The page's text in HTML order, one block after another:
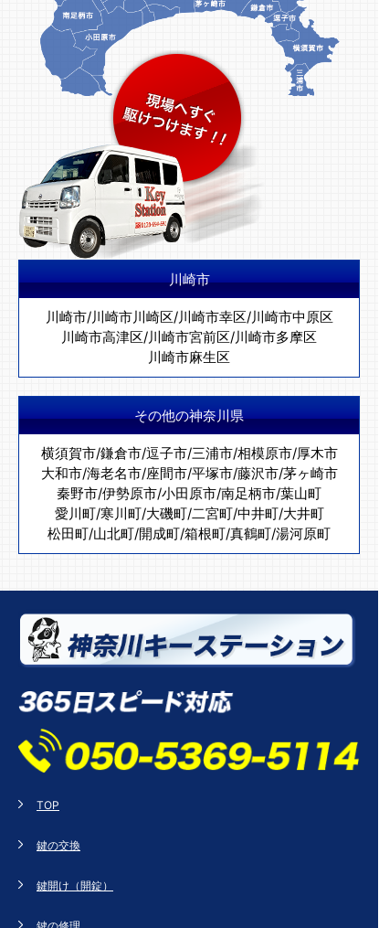
川崎市
川崎市/川崎市川崎区/川崎市幸区/川崎市中原区
川崎市高津区/川崎市宮前区/川崎市多摩区
川崎市麻生区
その他の神奈川県
横須賀市/鎌倉市/逗子市/三浦市/相模原市/厚木市
大和市/海老名市/座間市/平塚市/藤沢市/茅ヶ崎市
秦野市/伊勢原市/小田原市/南足柄市/葉山町
愛川町/寒川町/大磯町/二宮町/中井町/大井町
松田町/山北町/開成町/箱根町/真鶴町/湯河原町
TOP
鍵の交換
鍵開け（開錠）